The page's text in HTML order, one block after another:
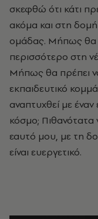
σκεφθώ ότι κάτι
ακόμα και στη
ομάδας. Μήπως θα
περισσότερο στη
Μήπως θα πρέπει
εκπαιδευτικό
αναπτυχθεί με
κόσμο;
εαυτό μου, με τη
είναι ευεργετικό.